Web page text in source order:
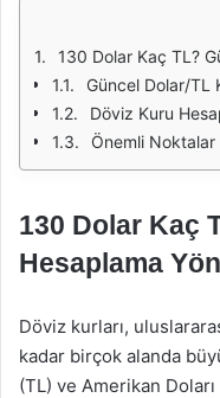
130 Dolar Kaç TL?
Güncel Dolar/TL
Döviz Kuru
Önemli Noktalar
130 Dolar Kaç
Hesaplama
Döviz kurları,
kadar birçok alanda
(TL) ve Amerikan